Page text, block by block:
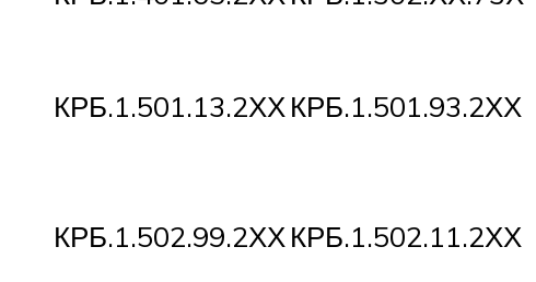
КРБ.1.501.13.2ХХ КРБ.1.501.93.2ХХ
КРБ.1.502.99.2ХХ КРБ.1.502.11.2ХХ